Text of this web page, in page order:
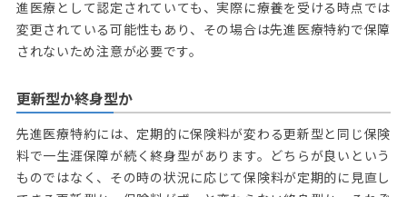
進医療として認定されていても、実際に療養を受ける時点では
変更されている可能性もあり、その場合は先進医療特約で保障
されないため注意が必要です。
更新型か終身型か
先進医療特約には、定期的に保険料が変わる更新型と同じ保険
料で一生涯保障が続く終身型があります。どちらが良いという
ものではなく、その時の状況に応じて保険料が定期的に見直し